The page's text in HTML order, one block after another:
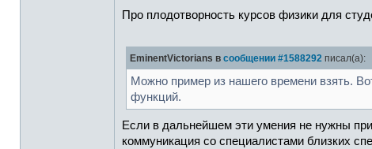
Про плодотворность курсов физики для
EminentVictorians в сообщении #1588292 писал(а):
Можно пример из нашего времени взять.
функций.
Если в дальнейшем эти умения не нужны
коммуникация со специалистами близких